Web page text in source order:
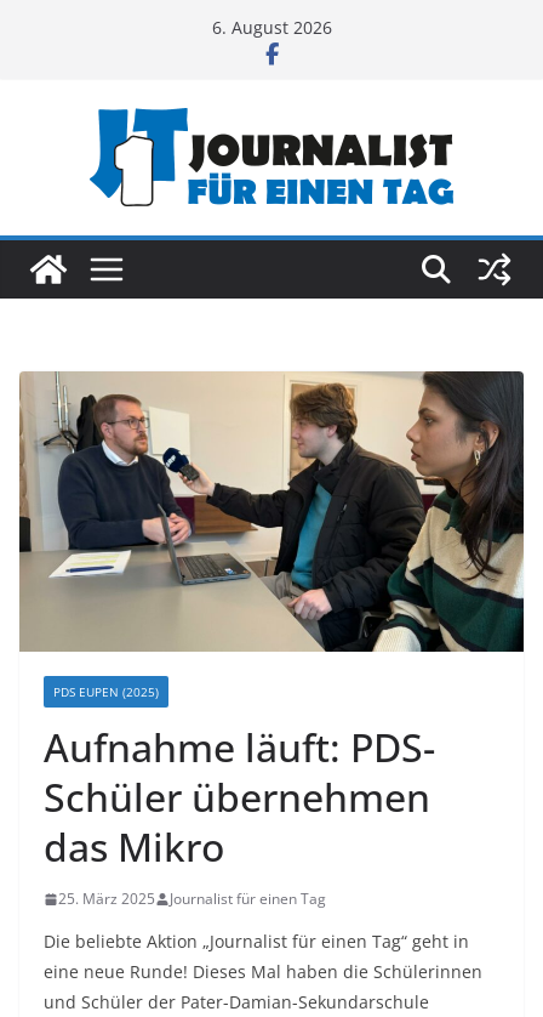
6. August 2026
PDS EUPEN (2025)
Aufnahme läuft: PDS-
Schüler übernehmen
das Mikro
25. März 2025 Journalist für einen Tag
Die beliebte Aktion „Journalist für einen Tag“ geht in
eine neue Runde! Dieses Mal haben die Schülerinnen
und Schüler der Pater-Damian-Sekundarschule